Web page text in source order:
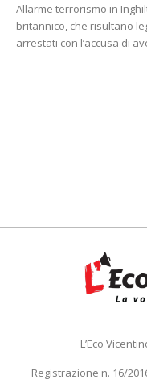
Allarme terrorismo in
britannico, che risultano
arrestati con l’accusa di
L’Eco
Registrazione n. 16/